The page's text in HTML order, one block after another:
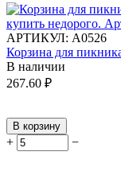
АРТИКУЛ: А0526
Корзина для
В наличии
267.60 ₽
В корзину
+ −